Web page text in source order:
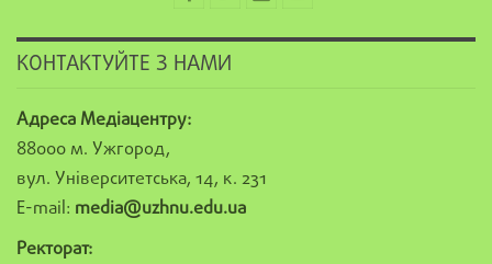
КОНТАКТУЙТЕ З НАМИ
Адреса Медіацентру:
88000 м. Ужгород,
вул. Університетська, 14, к. 231
E-mail: media@uzhnu.edu.ua
Ректорат: